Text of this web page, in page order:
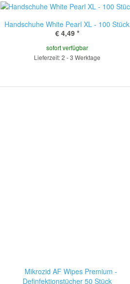
Handschuhe White Pearl XL - 100 Stück
€ 4,49 *
sofort verfügbar
Lieferzeit: 2 - 3 Werktage